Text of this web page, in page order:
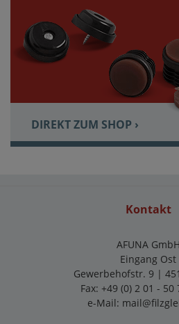
DIREKT ZUM SHOP ›
Kontakt
AFUNA GmbH
Eingang Ost
Gewerbehofstr. 9 |
Fax: +49 (0) 2 01 - 50
e-Mail: